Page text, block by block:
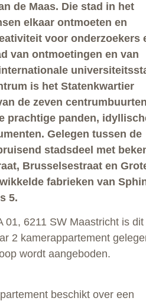
de Maas. Die stad in het
elkaar ontmoeten en
voor onderzoekers
van ontmoetingen en van
is het Statenkwartier
de zeven centrumbuurten
prachtige panden,
Gelegen tussen de
stadsdeel met
Brusselsestraat en
fabrieken van
5.
01, 6211 SW Maastricht is dit
2 kamerappartement
wordt aangeboden.
beschikt over een